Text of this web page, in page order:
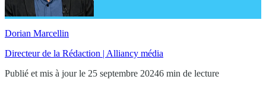
Dorian Marcellin
Directeur de la Rédaction | Alliancy média
Publié et mis à jour le 25 septembre 20246 min de lecture